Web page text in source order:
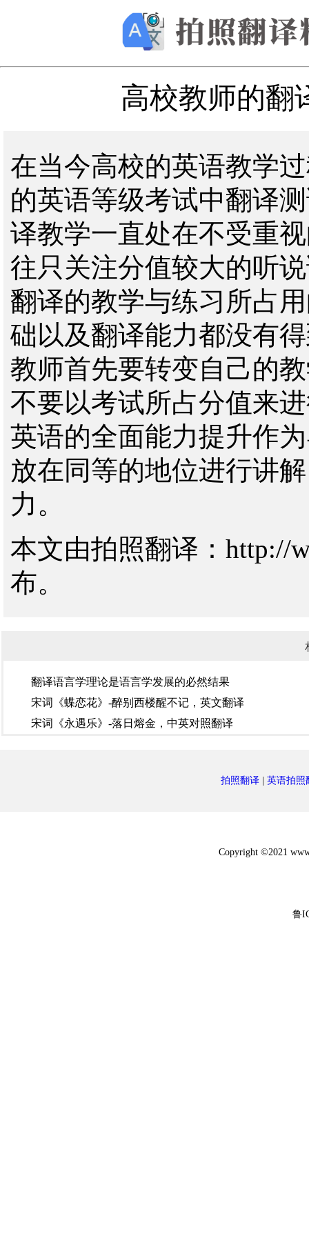
高校教师的翻
在当今高校的英语教学
的英语等级考试中翻译
译教学一直处在不受重
往只关注分值较大的听
翻译的教学与练习所占
础以及翻译能力都没有
教师首先要转变自己的
不要以考试所占分值来
英语的全面能力提升作
放在同等的地位进行讲
力。
本文由拍照翻译：http://
布。
翻译语言学理论是语言学发展的必然结果
宋词《蝶恋花》-醉别西楼醒不记，英文翻译
宋词《永遇乐》-落日熔金，中英对照翻译
拍照翻译| 英语拍照
Copyright ©2021
鲁